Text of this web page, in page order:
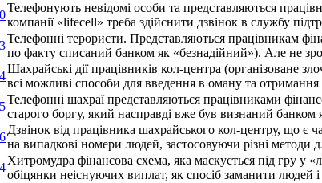
Телефонують невідомі особи та представляються
компанії «lifecell» треба здійснити дзвінок в службу
Телефонні терористи. Представляються працівникам
по факту списаний банком як «безнадійний»). Але не
Шахрайські дії працівників кол-центра (організоване
всі можливі способи для введення в оману та отримання
Телефонні шахраї представляються працівниками
старого боргу, який насправді вже був визнаний
Дзвінок від працівника шахрайського кол-центру, що є
на випадкові номери людей, застосовуючи різні методи
Хитромудра фінансова схема, яка маскується під гру у
обіцянки неіснуючих виплат, як спосіб заманити